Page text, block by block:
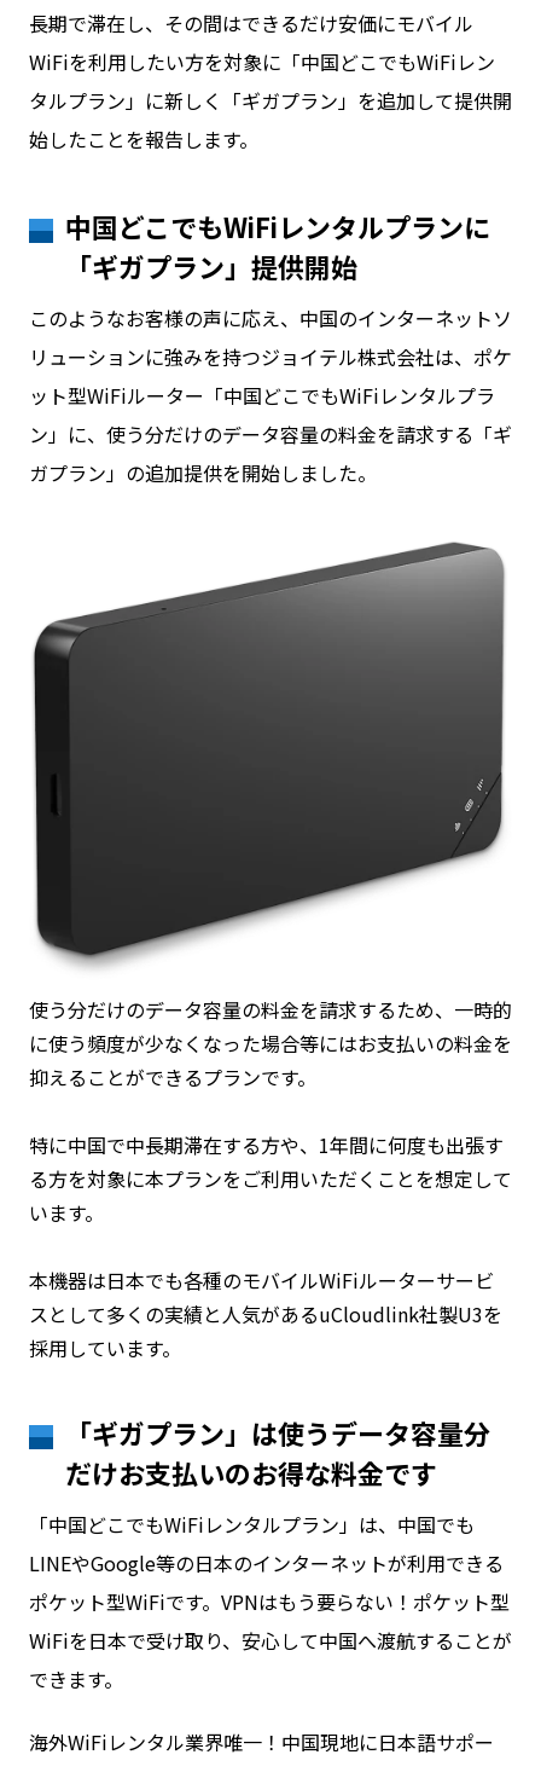
長期で滞在し、その間はできるだけ安価にモバイル
WiFiを利用したい方を対象に「中国どこでもWiFiレン
タルプラン」に新しく「ギガプラン」を追加して提供開
始したことを報告します。
中国どこでもWiFiレンタルプランに
「ギガプラン」提供開始
このようなお客様の声に応え、中国のインターネットソ
リューションに強みを持つジョイテル株式会社は、ポケ
ット型WiFiルーター「中国どこでもWiFiレンタルプラ
ン」に、使う分だけのデータ容量の料金を請求する「ギ
ガプラン」の追加提供を開始しました。
使う分だけのデータ容量の料金を請求するため、一時的
に使う頻度が少なくなった場合等にはお支払いの料金を
抑えることができるプランです。
特に中国で中長期滞在する方や、1年間に何度も出張す
る方を対象に本プランをご利用いただくことを想定して
います。
本機器は日本でも各種のモバイルWiFiルーターサービ
スとして多くの実績と人気があるuCloudlink社製U3を
採用しています。
「ギガプラン」は使うデータ容量分
だけお支払いのお得な料金です
「中国どこでもWiFiレンタルプラン」は、中国でも
LINEやGoogle等の日本のインターネットが利用できる
ポケット型WiFiです。VPNはもう要らない！ポケット型
WiFiを日本で受け取り、安心して中国へ渡航することが
できます。
海外WiFiレンタル業界唯一！中国現地に日本語サポー